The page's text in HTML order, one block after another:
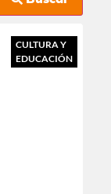
CULTURA Y
EDUCACIÓN